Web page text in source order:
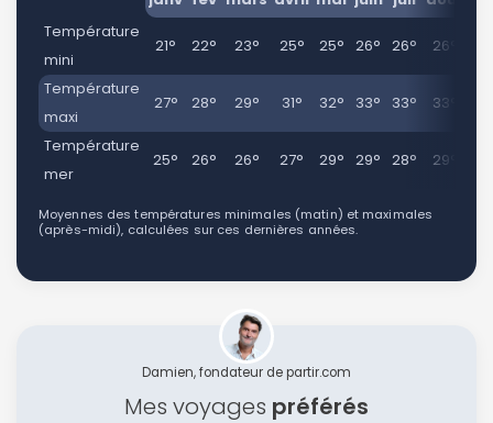
Température
mini
21° 22° 23° 25° 25° 26° 26° 26°
Température
maxi
27° 28° 29° 31° 32° 33° 33° 33°
Température
mer
25° 26° 26° 27° 29° 29° 28° 29°
Moyennes des températures minimales (matin) et maximales
(après-midi), calculées sur ces dernières années.
Damien, fondateur de partir.com
Mes voyages préférés